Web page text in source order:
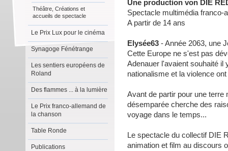
Théâtre, Créations et
accueils de spectacle
Le Prix Lux pour le cinéma
Synagoge Fénétrange
Les sentiers européens de
Roland
Des flammes ... à la lumière
Le Prix franco-allemand de
la chanson
Table Ronde
Publications
Une production von DIE
Spectacle multimédia franco-
A partir de 14 ans
Elysée63 - Année 2063, une
Cette Europe ne s'est pas
Adenauer l'avaient souhaité il
nationalisme et la violence
Avant de partir pour une
désemparée cherche des
voyage dans le temps...
Le spectacle du collectif DIE
animation et film au discours